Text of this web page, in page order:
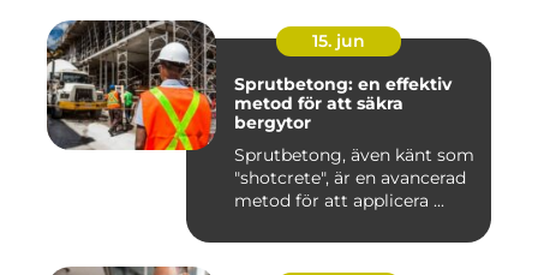
15. jun
Sprutbetong: en effektiv
metod för att säkra
bergytor
Sprutbetong, även känt som
"shotcrete", är en avancerad
metod för att applicera ...